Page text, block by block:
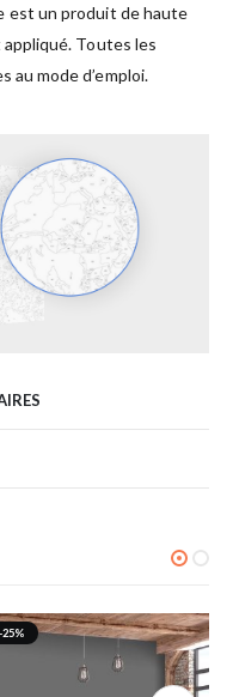
est un produit de haute
Toutes les
mode d’emploi.
-25%